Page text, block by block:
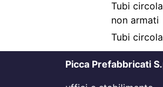
Tubi
non armati
Tubi
Picca Prefabbricati